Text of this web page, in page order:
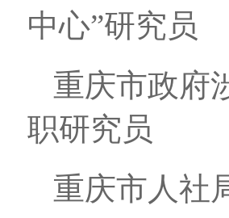
中心”研究员
重庆市政府
职研究员
重庆市人社